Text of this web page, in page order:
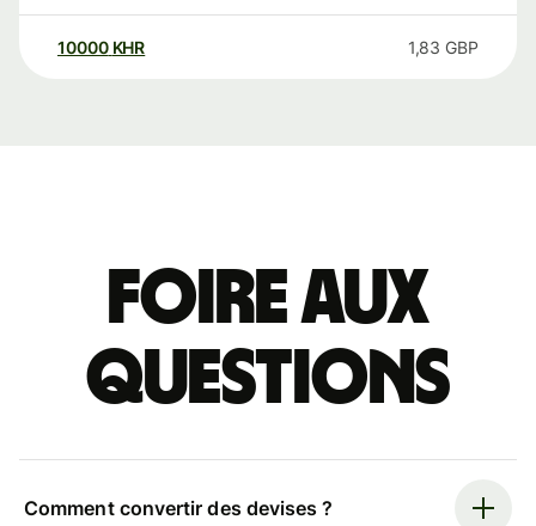
10000 KHR 1,83 GBP
Foire aux
questions
Comment convertir des devises ?